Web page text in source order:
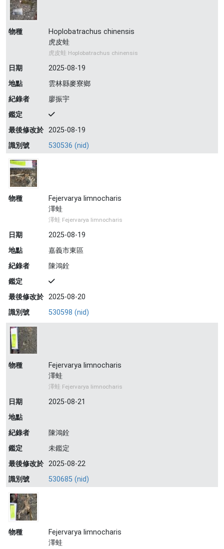
物種
Hoplobatrachus chinensis
虎皮蛙
虎皮蛙 Hoplobatrachus chinensis
日期
2025-08-19
地點
雲林縣麥寮鄉
紀錄者
廖振宇
鑑定
最後修改於 2025-08-19
識別號
530536 (nid)
物種
Fejervarya limnocharis
澤蛙
澤蛙 Fejervarya limnocharis
日期
2025-08-19
地點
嘉義市東區
紀錄者
陳鴻銓
鑑定
最後修改於 2025-08-20
識別號
530598 (nid)
物種
Fejervarya limnocharis
澤蛙
澤蛙 Fejervarya limnocharis
日期
2025-08-21
地點
紀錄者
陳鴻銓
鑑定
未鑑定
最後修改於 2025-08-22
識別號
530685 (nid)
物種
Fejervarya limnocharis
澤蛙